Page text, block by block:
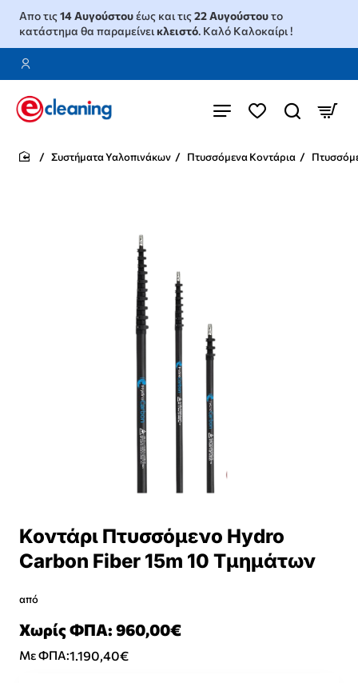
Απο τις14 Αυγούστουέως και τις22 Αυγούστουτο
κατάστημα θα παραμείνεικλειστό. Καλό Καλοκαίρι !
Συστήματα Υαλοπινάκων Πτυσσόμενα Κοντάρια
Κοντάρι Πτυσσόμενο Hydro
Carbon Fiber 15m 10 Τμημάτων
από
Με ΦΠΑ:1.190,40€
Χωρίς ΦΠΑ: 960,00€